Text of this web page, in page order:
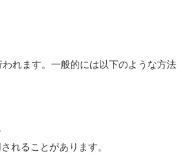
れます。一般的には以下のような方法
れることがあります。